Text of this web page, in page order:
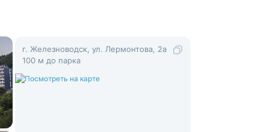
г. Железноводск, ул. Лермонтова, 2а
100 м до парка